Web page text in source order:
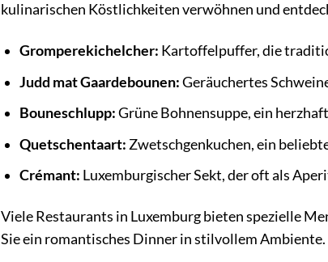
kulinarischen Köstlichkeiten verwöhnen und
Gromperekichelcher: Kartoffelpuffer, die
Judd mat Gaardebounen:Geräuchertes
Bouneschlupp:Grüne Bohnensuppe, ein
Quetschentaart: Zwetschgenkuchen, ein
Crémant: Luxemburgischer Sekt, der oft als
Viele Restaurants in Luxemburg bieten spezielle
Sie ein romantisches Dinner in stilvollem Ambiente.